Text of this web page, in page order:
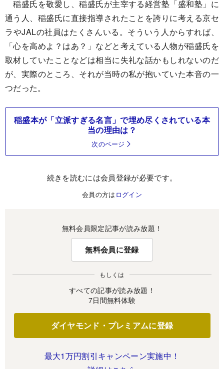
稲盛氏を敬愛し、稲盛氏が主宰する経営塾「盛和塾」に
通う人、稲盛氏に直接指導されたことを誇りに考える京セ
ラやJALの社員はたくさんいる。そういう人からすれば、
「心を高めよ？はあ？」などと考えている人物が稲盛氏を
取材していたことなどは相当に失礼な話かもしれないのだ
が、実際のところ、それが当時の私が抱いていた本音の一
つだった。
稲盛本が「立派すぎる名言」で埋め尽くされている本
当の理由は？
次のページ
続きを読むには会員登録が必要です。
会員の方は ログイン
無料会員限定記事が読み放題！
無料会員に登録
もしくは
すべての記事が読み放題！
7日間無料体験
ダイヤモンド・プレミアムに登録
最大1万円割引キャンペーン実施中！